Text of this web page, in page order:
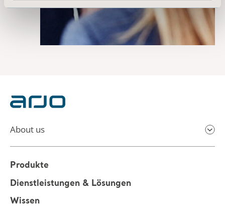
About us
Produkte
Dienstleistungen & Lösungen
Wissen